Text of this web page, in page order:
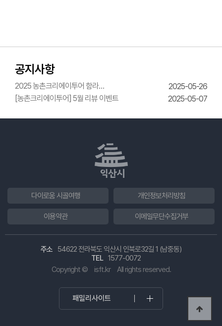
공지사항
2025 농촌크리에이투어 함라
한옥체험관 웨딩의상체험
2025-05-26
[농촌크리에이투어] 5월 리뷰 이벤트
2025-05-07
다이로움 시골여행 개인정보처리방침
이용약관 이메일무단수집거부
주소
54622 전라북도 익산시 인북로32길 1 (남중동)
TEL 1577-0072
Copyright ©
isft.kr All rights reserved.
패밀리사이트